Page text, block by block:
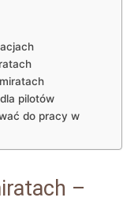
pilotów
do pracy w
–